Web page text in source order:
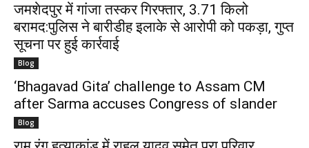
जमशेदपुर में गांजा तस्कर गिरफ्तार, 3.71 किलो
बरामद:पुलिस ने बारीडीह इलाके से आरोपी को पकड़ा, गुप्त
सूचना पर हुई कार्रवाई
Blog
‘Bhagavad Gita’ challenge to Assam CM
after Sarma accuses Congress of slander
Blog